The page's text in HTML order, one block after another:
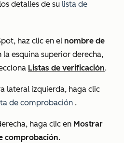
detalles de su lista de
haz clic en el nombre de
la esquina superior derecha,
Listas de verificación.
lateral izquierda, haga clic
de comprobación .
haga clic en Mostrar
comprobación.